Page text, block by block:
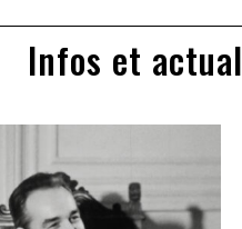
Infos et